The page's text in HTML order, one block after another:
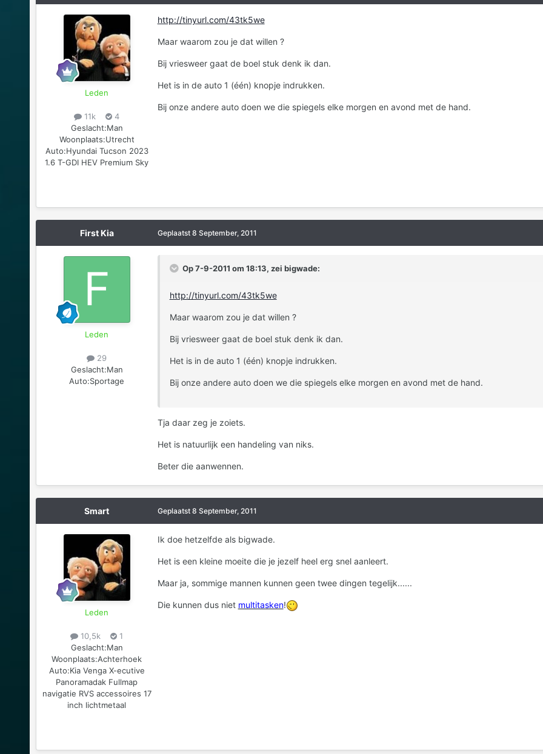
Leden
11k
4
Geslacht:Man
Woonplaats:Utrecht
Auto:Hyundai Tucson 2023
1.6 T-GDI HEV Premium Sky
http://tinyurl.com/43tk5we
Maar waarom zou je dat willen ?
Bij vriesweer gaat de boel stuk denk ik dan.
Het is in de auto 1 (één) knopje indrukken.
Bij onze andere auto doen we die spiegels elke morgen en avond met de hand.
First Kia
Leden
29
Geslacht:Man
Auto:Sportage
Geplaatst 8 September, 2011
Op 7-9-2011 om 18:13, zei bigwade:
http://tinyurl.com/43tk5we
Maar waarom zou je dat willen ?
Bij vriesweer gaat de boel stuk denk ik dan.
Het is in de auto 1 (één) knopje indrukken.
Bij onze andere auto doen we die spiegels elke morgen en avond met de hand.
Tja daar zeg je zoiets.
Het is natuurlijk een handeling van niks.
Beter die aanwennen.
Smart
Leden
10,5k
1
Geslacht:Man
Woonplaats:Achterhoek
Auto:Kia Venga X-ecutive
Panoramadak Fullmap
navigatie RVS accessoires 17
inch lichtmetaal
Geplaatst 8 September, 2011
Ik doe hetzelfde als bigwade.
Het is een kleine moeite die je jezelf heel erg snel aanleert.
Maar ja, sommige mannen kunnen geen twee dingen tegelijk......
Die kunnen dus niet multitasken!